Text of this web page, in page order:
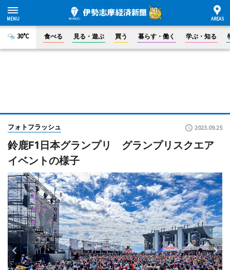
30°C 食べる 見る・遊ぶ 買う 暮らす・働く 学ぶ・知る
フォトフラッシュ 2023.09.25
鈴鹿F1日本グランプリ グランプリスクエア
イベントの様子